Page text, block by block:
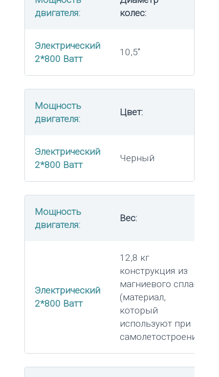
двигателя:
колес:
Электрический
2*800 Ватт
10,5″
Мощность
двигателя:
Цвет:
Электрический
2*800 Ватт
Черный
Мощность
двигателя:
Вес:
Электрический
2*800 Ватт
12,8 кг
конструкция из
магниевого сплава
(материал,
который
используют при
самолетостроении)